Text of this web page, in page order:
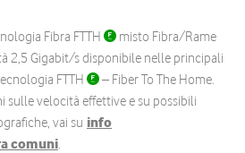
Fibra FTTH
misto Fibra/Rame
2,5 Gigabit/s disponibile nelle principali
FTTH
– Fiber To The Home.
sulle velocità effettive e su possibili
vai su info
comuni.